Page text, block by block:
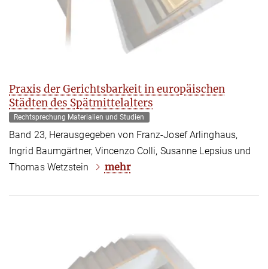
Praxis der Gerichtsbarkeit in europäischen
Städten des Spätmittelalters
Rechtsprechung Materialien und Studien
Band 23, Herausgegeben von Franz-Josef Arlinghaus,
Ingrid Baumgärtner, Vincenzo Colli, Susanne Lepsius und
Thomas Wetzstein
mehr